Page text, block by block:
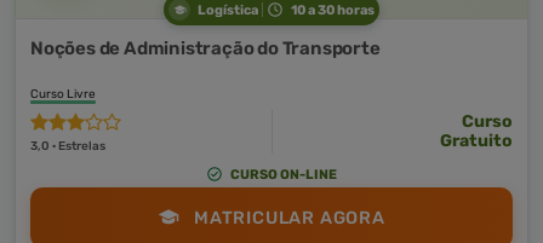
Logística 10 a 30 horas
Noções de Administração do Transporte
Curso Livre
3,0 · Estrelas
Curso
Gratuito
CURSO ON-LINE
MATRICULAR AGORA